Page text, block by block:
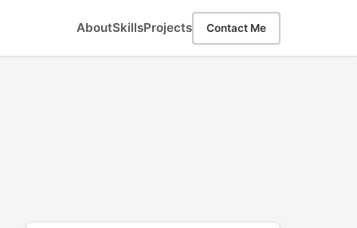
AboutSkillsProjects Contact Me